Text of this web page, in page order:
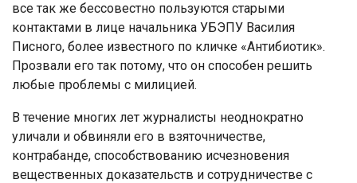
все так же бессовестно пользуются старыми
контактами в лице начальника УБЭПУ Василия
Писного, более известного по кличке «Антибиотик».
Прозвали его так потому, что он способен решить
любые проблемы с милицией.
В течение многих лет журналисты неоднократно
уличали и обвиняли его в взяточничестве,
контрабанде, способствованию исчезновения
вещественных доказательств и сотрудничестве с